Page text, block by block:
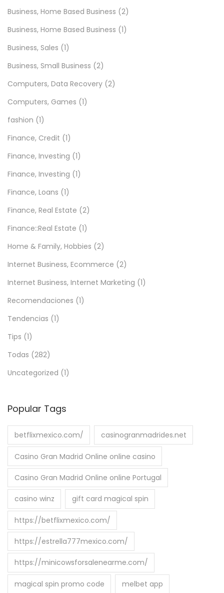
Business, Home Based Business (2)
Business, Home Based Business (1)
Business, Sales (1)
Business, Small Business (2)
Computers, Data Recovery (2)
Computers, Games (1)
fashion (1)
Finance, Credit (1)
Finance, Investing (1)
Finance, Investing (1)
Finance, Loans (1)
Finance, Real Estate (2)
Finance::Real Estate (1)
Home & Family, Hobbies (2)
Internet Business, Ecommerce (2)
Internet Business, Internet Marketing (1)
Recomendaciones (1)
Tendencias (1)
Tips (1)
Todas (282)
Uncategorized (1)
Popular Tags
betflixmexico.com/ casinogranmadrides.net
Casino Gran Madrid Online online casino
Casino Gran Madrid Online online Portugal
casino winz gift card magical spin
https://betflixmexico.com/
https://estrella777mexico.com/
https://minicowsforsalenearme.com/
magical spin promo code melbet app